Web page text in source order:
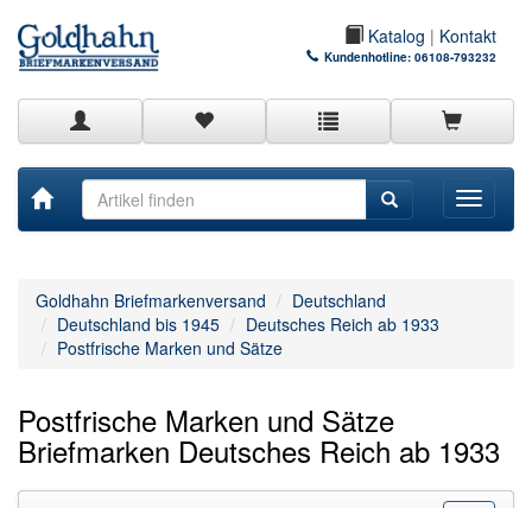
Katalog | Kontakt
Kundenhotline: 06108-793232
Toggle
Goldhahn Briefmarkenversand
Deutschland
Deutschland bis 1945
Deutsches Reich ab 1933
Postfrische Marken und Sätze
Postfrische Marken und Sätze
Briefmarken Deutsches Reich ab 1933